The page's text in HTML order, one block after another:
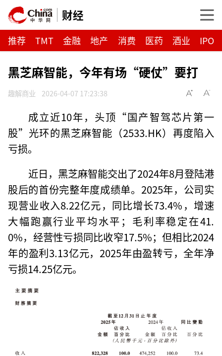
财经
推荐 TMT 金融 地产 消费 医药 酒业 IPO
黑芝麻智能，今年有场“硬仗”要打
趣解商业 2026-04-07 17:23:38
成立近10年，头顶“国产智驾芯片第一
股”光环的黑芝麻智能（2533.HK）再度陷入
亏损。
近日，黑芝麻智能交出了2024年8月登陆港
股后的首份完整年度成绩单。2025年，公司实
现营业收入8.22亿元，同比增长73.4%，增速
大幅跑赢行业平均水平；毛利率稳定在41.
0%，经营性亏损同比收窄17.5%；但相比2024
年的盈利3.13亿元，2025年由盈转亏，全年净
亏损14.25亿元。